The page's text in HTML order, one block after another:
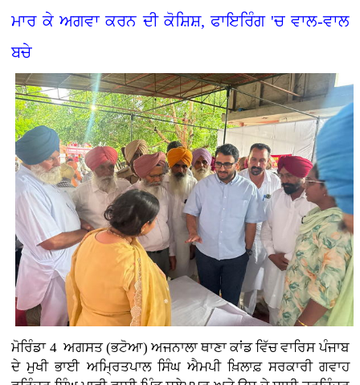
ਮਾਰ ਕੇ ਅਗਵਾ ਕਰਨ ਦੀ ਕੋਸ਼ਿਸ਼, ਫਾਇਰਿੰਗ 'ਚ ਵਾਲ-ਵਾਲ
ਬਚੇ
ਮੋਰਿੰਡਾ 4 ਅਗਸਤ (ਭਟੋਆ)ਅਜਨਾਲਾ ਥਾਣਾ ਕਾਂਡ ਵਿੱਚ ਵਾਰਿਸ ਪੰਜਾਬ
ਦੇ ਮੁਖੀ ਭਾਈ ਅਮ੍ਰਿਤਪਾਲ ਸਿੰਘ ਐਮਪੀ ਖ਼ਿਲਾਫ਼ ਸਰਕਾਰੀ ਗਵਾਹ